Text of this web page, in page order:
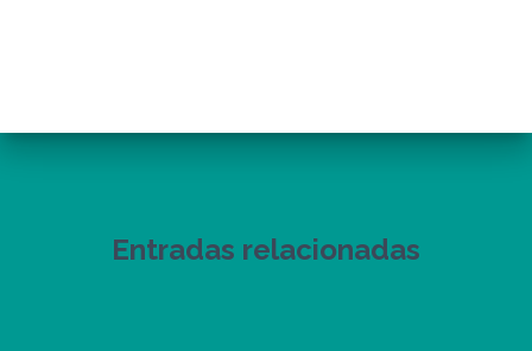
Entradas relacionadas